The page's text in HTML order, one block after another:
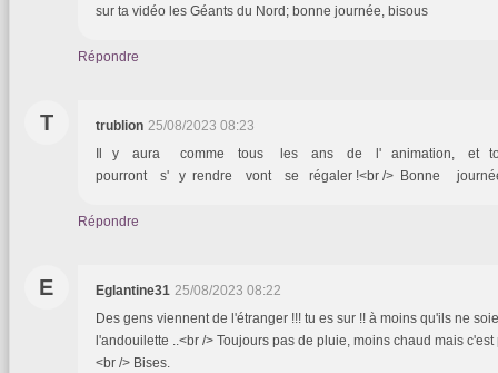
sur ta vidéo les Géants du Nord; bonne journée, bisous
Répondre
T trublion 25/08/2023 08:23
Il y aura comme tous les ans de l' animation, et
pourront s' y rendre vont se régaler !<br /> Bonne journée
Répondre
E Eglantine31 25/08/2023 08:22
Des gens viennent de l'étranger !!! tu es sur !! à moins qu'ils ne
l'andouilette ..<br /> Toujours pas de pluie, moins chaud mais
<br /> Bises.